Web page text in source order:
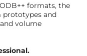
formats, the
prototypes and
volume